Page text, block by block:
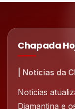
Chapada
| Notícias da
Notícias
Diamantina e